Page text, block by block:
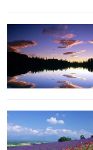
若原本的工
作，寻求更加广阔
相合，事业腾飞，